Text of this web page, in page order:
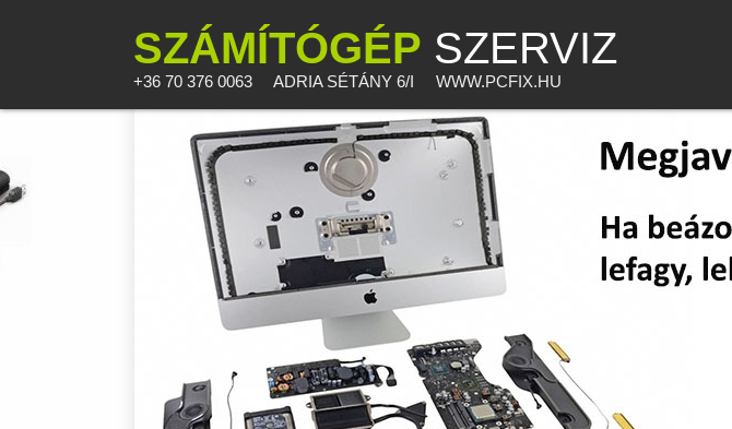
SZÁMÍTÓGÉP SZERVIZ
+36 70 376 0063 ADRIA SÉTÁNY 6/I WWW.PCFIX.HU